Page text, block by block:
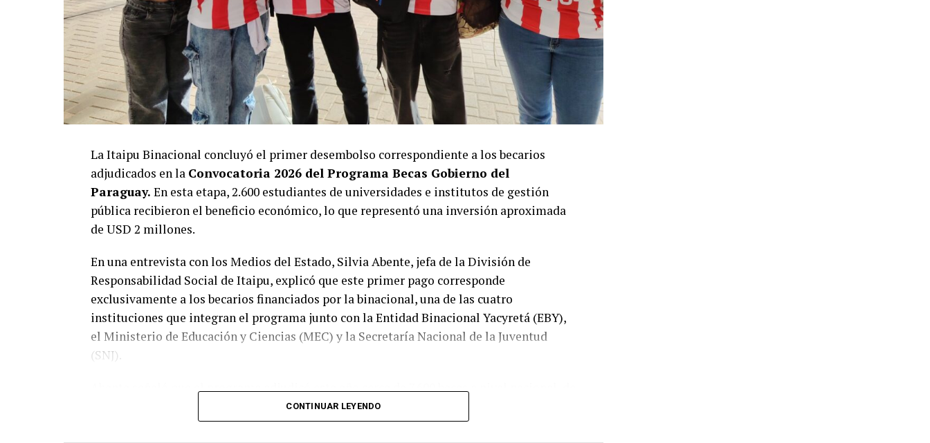
La Itaipu Binacional concluyó el primer desembolso correspondiente a los becarios
adjudicados en la Convocatoria 2026 del Programa Becas Gobierno del
Paraguay. En esta etapa, 2.600 estudiantes de universidades e institutos de gestión
pública recibieron el beneficio económico, lo que representó una inversión aproximada
de USD 2 millones.
En una entrevista con los Medios del Estado, Silvia Abente, jefa de la División de
Responsabilidad Social de Itaipu, explicó que este primer pago corresponde
exclusivamente a los becarios financiados por la binacional, una de las cuatro
instituciones que integran el programa junto con la Entidad Binacional Yacyretá (EBY),
el Ministerio de Educación y Ciencias (MEC) y la Secretaría Nacional de la Juventud
(SNJ).
Abente señaló que el programa adjudicó este año cerca de 7.600 becas a nivel nacional, de
las cuales 6.733 corresponden a Itaipu. Del total de beneficiarios de la binacional, 2.600
cursan sus estudios en instituciones públicas y reciben los desembolsos de manera
CONTINUAR LEYENDO